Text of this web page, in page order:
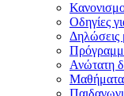
Οδηγίες
Δηλώσεις
Ανώτατη